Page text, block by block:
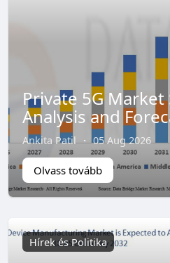
Private 5G Market
Analysis and
Ankita Patil · 05 Aug 2026
Olvass tovább
Hírek és Politika